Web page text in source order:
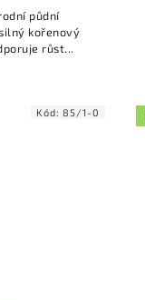
půdní
kořenový
podporuje růst...
Kód:85/1-0